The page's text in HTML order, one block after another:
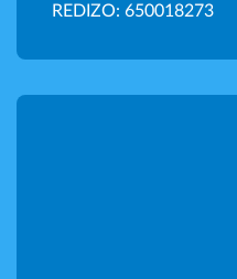
REDIZO: 650018273